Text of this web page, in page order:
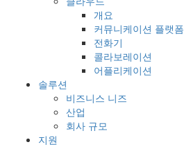
개요
커뮤니케이션 플랫폼
전화기
콜라보레이션
어플리케이션
솔루션
비즈니스 니즈
산업
회사 규모
지원